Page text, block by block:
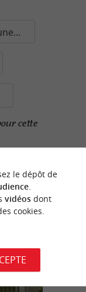
cette
le dépôt de
.
vidéosdont
cookies.